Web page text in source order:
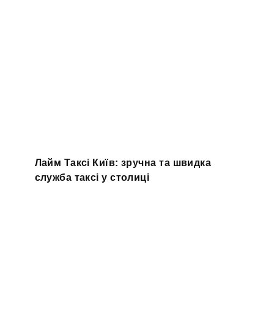
Лайм Таксі Київ: зручна та швидка
служба таксі у столиці